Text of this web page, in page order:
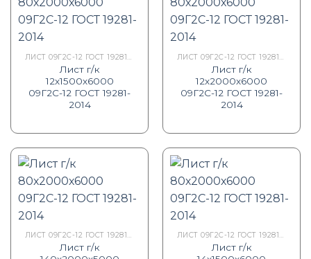
ЛИСТ 09Г2С-12 ГОСТ 19281-2014
Лист г/к
12х1500х6000
09Г2С-12 ГОСТ 19281-
2014
ЛИСТ 09Г2С-12 ГОСТ 19281-2014
Лист г/к
12х2000х6000
09Г2С-12 ГОСТ 19281-
2014
ЛИСТ 09Г2С-12 ГОСТ 19281-2014
Лист г/к
ЛИСТ 09Г2С-12 ГОСТ 19281-2014
Лист г/к